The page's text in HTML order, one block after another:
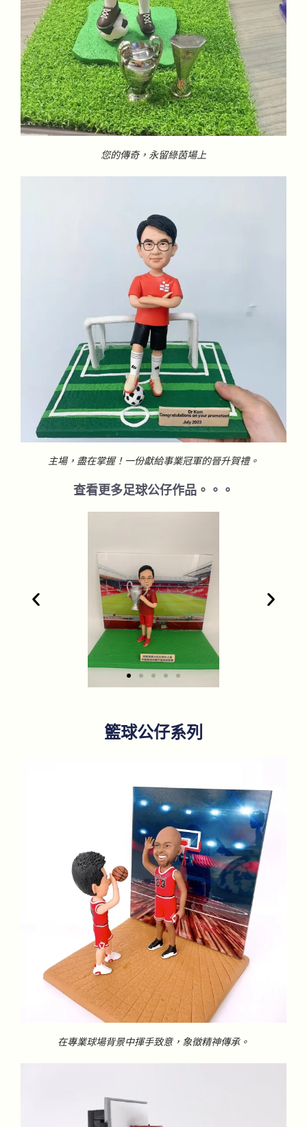
您的傳奇，永留綠茵場上
主場，盡在掌握！一份獻給事業冠軍的晉升賀禮。
查看更多足球公仔作品。。。
1
籃球公仔系列
在專業球場背景中揮手致意，象徵精神傳承。